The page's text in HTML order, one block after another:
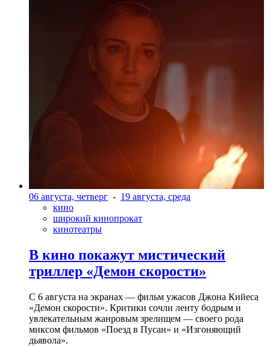
06 августа, четверг - 19 августа, среда
кино
широкий кинопрокат
кинотеатры
В кино покажут мистический
триллер «Демон скорости»
С 6 августа на экранах — фильм ужасов Джона Кийеса
«Демон скорости». Критики сочли ленту бодрым и
увлекательным жанровым зрелищeм — своего рода
миксом фильмов «Поезд в Пусан» и «Изгоняющий
дьявола».